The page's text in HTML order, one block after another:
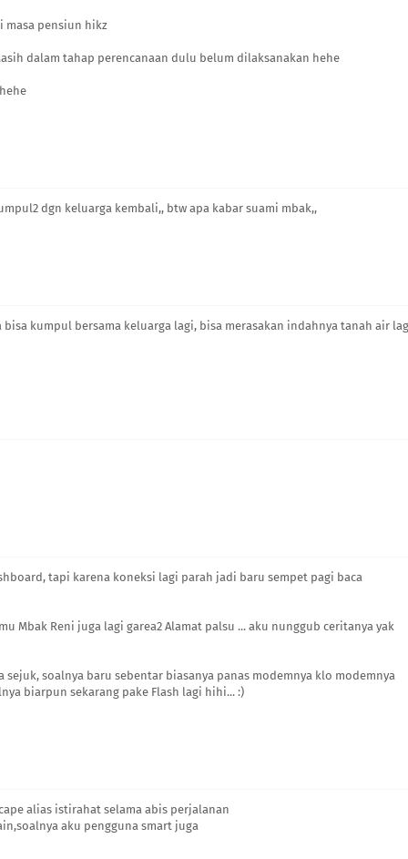
masa pensiun hikz
dalam tahap perencanaan dulu belum dilaksanakan hehe
dgn keluarga kembali,, btw apa kabar suami mbak,,
bisa kumpul bersama keluarga lagi, bisa merasakan indahnya tanah air
tapi karena koneksi lagi parah jadi baru sempet pagi baca
Mbak Reni juga lagi garea2 Alamat palsu ... aku nunggub ceritanya yak
soalnya baru sebentar biasanya panas modemnya klo modemnya
biarpun sekarang pake Flash lagi hihi... :)
alias istirahat selama abis perjalanan
aku pengguna smart juga